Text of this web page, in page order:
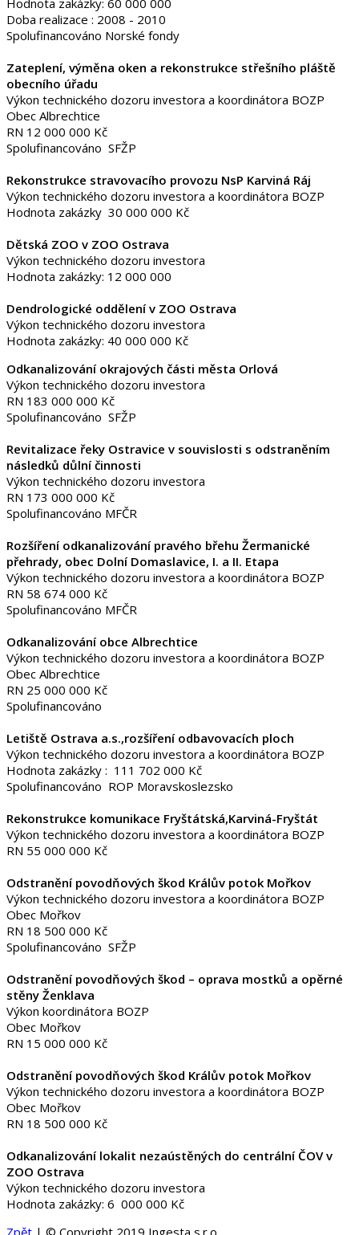
Doba realizace : 2008 - 2010
Spolufinancováno Norské fondy
Zateplení, výměna oken a rekonstrukce střešního pláště
obecního úřadu
Výkon technického dozoru investora a koordinátora BOZP
Obec Albrechtice
RN 12 000 000 Kč
Spolufinancováno SFŽP
Rekonstrukce stravovacího provozu NsP Karviná Ráj
Výkon technického dozoru investora a koordinátora BOZP
Hodnota zakázky 30 000 000 Kč
Dětská ZOO v ZOO Ostrava
Výkon technického dozoru investora
Hodnota zakázky: 12 000 000
Dendrologické oddělení v ZOO Ostrava
Výkon technického dozoru investora
Hodnota zakázky: 40 000 000 Kč
Odkanalizování okrajových části města Orlová
Výkon technického dozoru investora
RN 183 000 000 Kč
Spolufinancováno SFŽP
Revitalizace řeky Ostravice v souvislosti s odstraněním
následků důlní činnosti
Výkon technického dozoru investora
RN 173 000 000 Kč
Spolufinancováno MFČR
Rozšíření odkanalizování pravého břehu Žermanické
přehrady, obec Dolní Domaslavice, I. a II. Etapa
Výkon technického dozoru investora a koordinátora BOZP
RN 58 674 000 Kč
Spolufinancováno MFČR
Odkanalizování obce Albrechtice
Výkon technického dozoru investora a koordinátora BOZP
Obec Albrechtice
RN 25 000 000 Kč
Spolufinancováno
Letiště Ostrava a.s.,rozšíření odbavovacích ploch
Výkon technického dozoru investora a koordinátora BOZP
Hodnota zakázky : 111 702 000 Kč
Spolufinancováno ROP Moravskoslezsko
Rekonstrukce komunikace Fryštátská,Karviná-Fryštát
Výkon technického dozoru investora a koordinátora BOZP
RN 55 000 000 Kč
Odstranění povodňových škod Králův potok Mořkov
Výkon technického dozoru investora a koordinátora BOZP
Obec Mořkov
RN 18 500 000 Kč
Spolufinancováno SFŽP
Odstranění povodňových škod – oprava mostků a opěrné
stěny Ženklava
Výkon koordinátora BOZP
Obec Mořkov
RN 15 000 000 Kč
Odstranění povodňových škod Králův potok Mořkov
Výkon technického dozoru investora a koordinátora BOZP
Obec Mořkov
RN 18 500 000 Kč
Odkanalizování lokalit nezaústěných do centrální ČOV v
ZOO Ostrava
Výkon technického dozoru investora
Hodnota zakázky: 6 000 000 Kč
Zpět | © Copyright 2019 Ingesta s.r.o.